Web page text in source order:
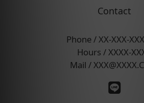
Contact
Phone / XX-XXX-
Hours / XXXX-
Mail /